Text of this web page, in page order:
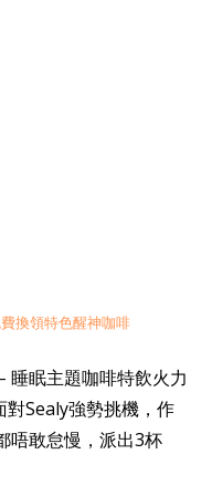
睡眠主題咖啡特飲火力
Sealy強勢挑機，作
唔敢怠慢，派出3杯